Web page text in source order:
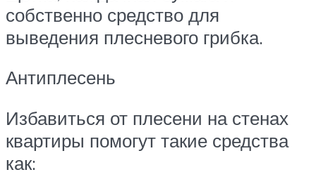
собственно средство для
выведения плесневого грибка.
Антиплесень
Избавиться от плесени на стенах
квартиры помогут такие средства
как: